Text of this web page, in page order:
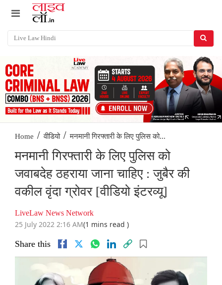
Home / वीडियो / मनमानी गिरफ्तारी के लिए पुलिस को...
मनमानी गिरफ्तारी के लिए पुलिस को
जवाबदेह ठहराया जाना चाहिए : जुबैर की
वकील वृंदा ग्रोवर [वीडियो इंटरव्यू]
LiveLaw News Network
25 July 2022 2:16 AM(1 mins read )
Share this